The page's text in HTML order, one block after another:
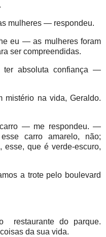
mulheres — respondeu.
eu — as mulheres foram
ser compreendidas.
absoluta confiança —
na vida, Geraldo.
— me respondeu. —
carro amarelo, não;
esse, que é verde-escuro,
a trote pelo boulevard
restaurante do parque.
da sua vida.